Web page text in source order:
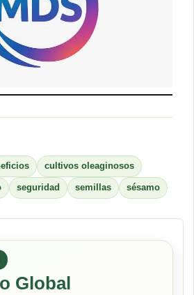
cultivos oleaginosos
seguridad semillas sésamo
Global